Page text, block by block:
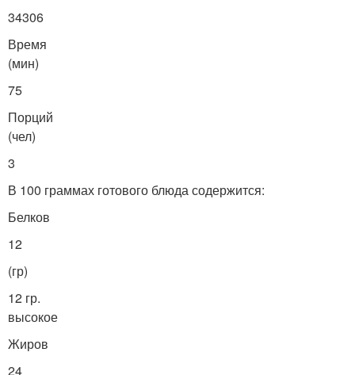
34306
Время
(мин)
75
Порций
(чел)
3
В 100 граммах готового блюда содержится:
Белков
12
(гр)
12 гр.
высокое
Жиров
24